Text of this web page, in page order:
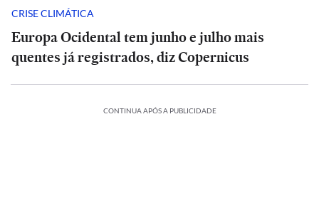
CRISE CLIMÁTICA
Europa Ocidental tem junho e julho mais
quentes já registrados, diz Copernicus
CONTINUA APÓS A PUBLICIDADE